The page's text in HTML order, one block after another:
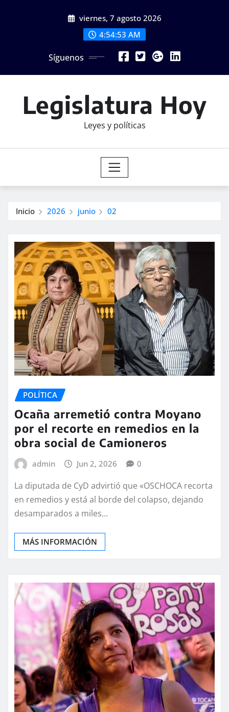
viernes, 7 agosto 2026
4:54:53 AM
Síguenos
Legislatura Hoy
Leyes y políticas
Inicio 2026 junio 02
POLÍTICA
Ocaña arremetió contra Moyano
por el recorte en remedios en la
obra social de Camioneros
admin Jun 2, 2026 0
La diputada de CyD advirtió que «OSCHOCA recorta
en remedios y está al borde del colapso, dejando
desamparados a miles…
MÁS INFORMACIÓN